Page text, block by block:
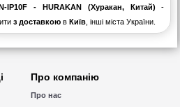
IP10F - HURAKAN (Хуракан, Китай)-
з доставкою вКиїв , інші міста України.
Про компанію
Про нас